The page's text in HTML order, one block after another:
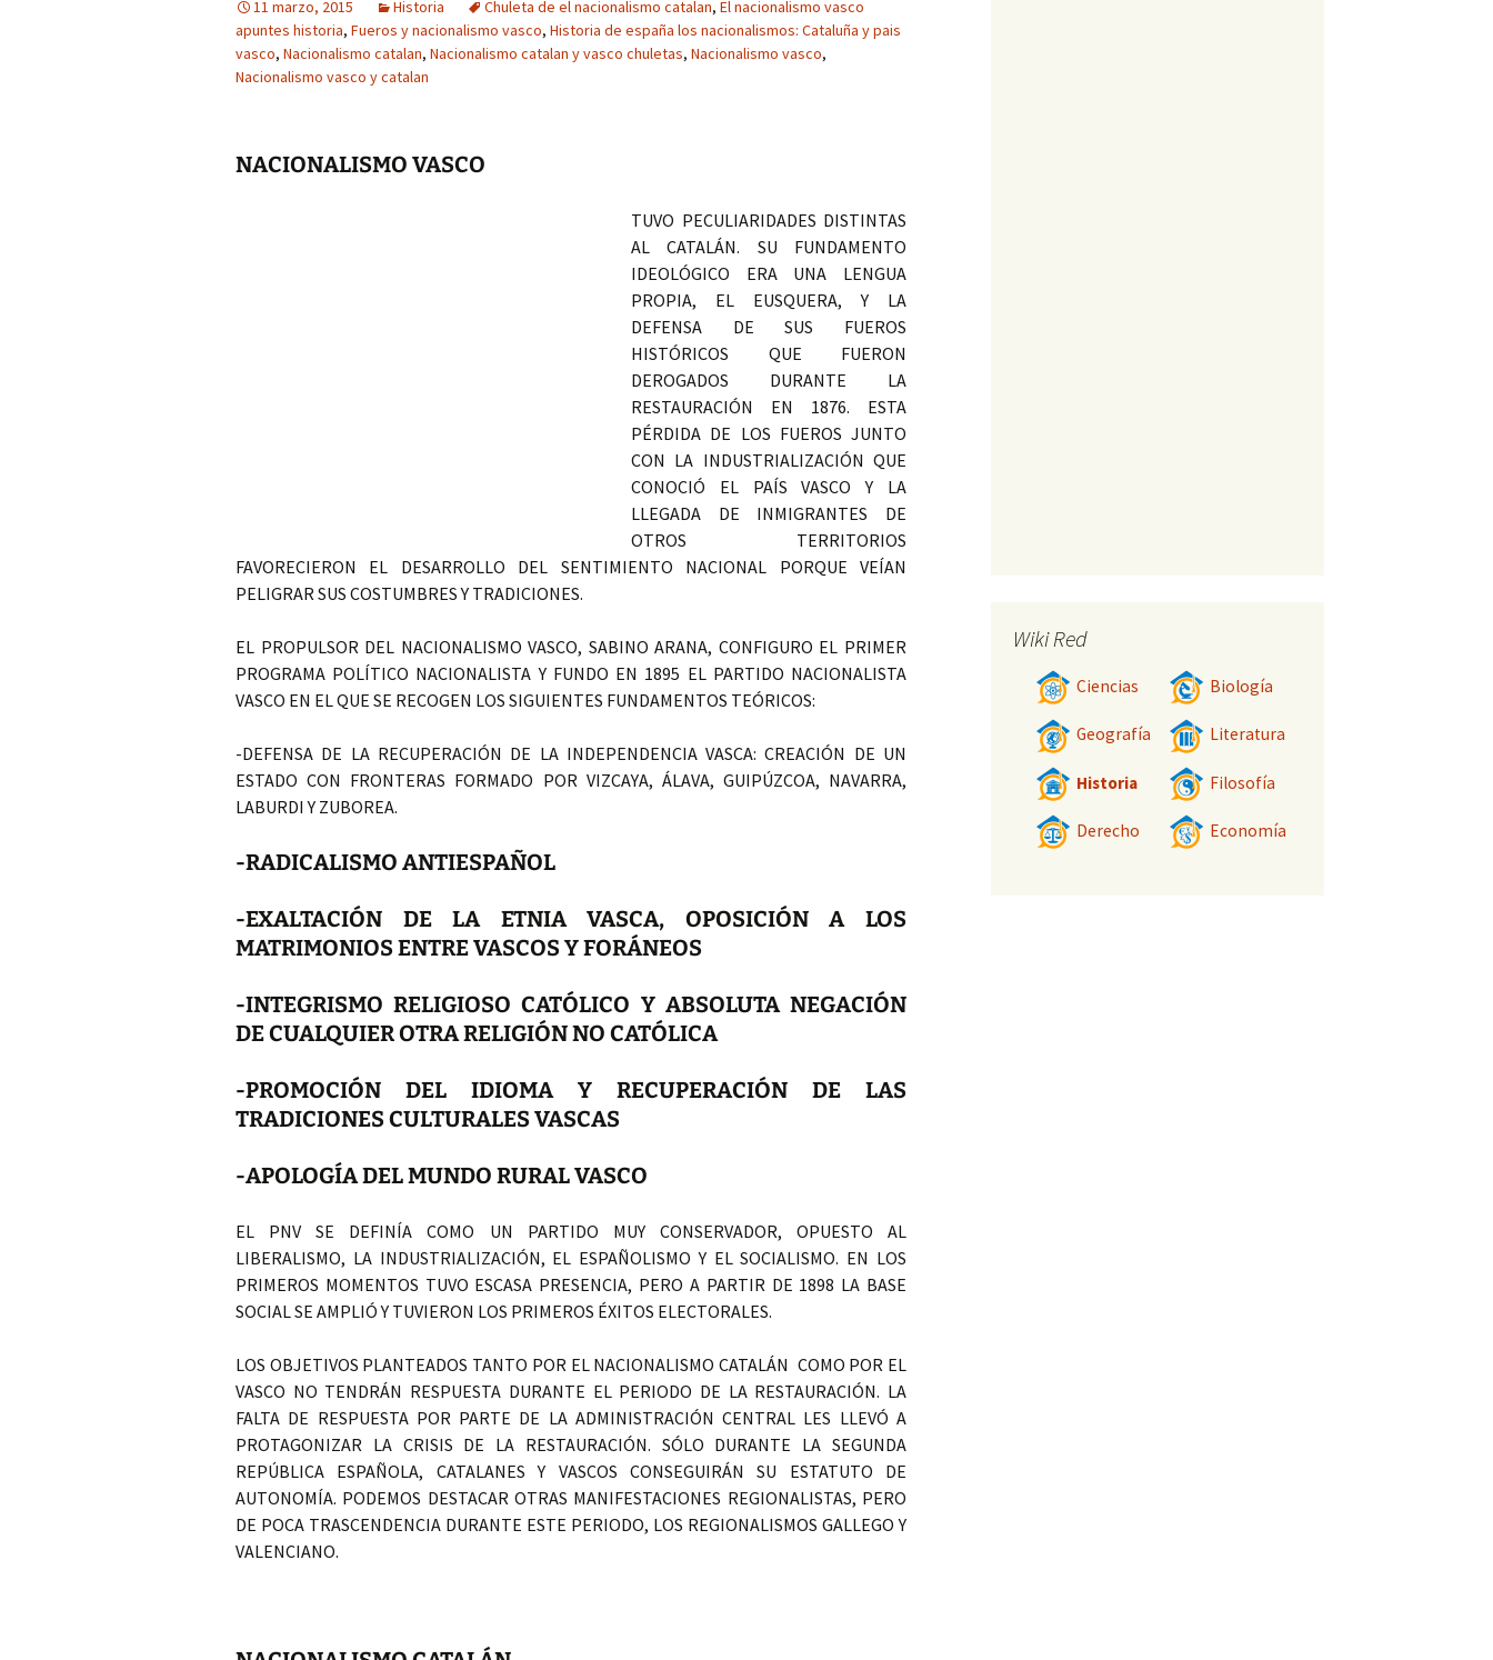
11 marzo, 2015 Historia Chuleta de el nacionalismo catalan, El nacionalismo vasco
apuntes historia, Fueros y nacionalismo vasco, Historia de españa los nacionalismos: Cataluña y pais
vasco, Nacionalismo catalan, Nacionalismo catalan y vasco chuletas, Nacionalismo vasco,
Nacionalismo vasco y catalan
NACIONALISMO VASCO
TUVO PECULIARIDADES DISTINTAS
AL CATALÁN. SU FUNDAMENTO
IDEOLÓGICO ERA UNA LENGUA
PROPIA, EL EUSQUERA, Y LA
DEFENSA DE SUS FUEROS
HISTÓRICOS QUE FUERON
DEROGADOS DURANTE LA
RESTAURACIÓN EN 1876. ESTA
PÉRDIDA DE LOS FUEROS JUNTO
CON LA INDUSTRIALIZACIÓN QUE
CONOCIÓ EL PAÍS VASCO Y LA
LLEGADA DE INMIGRANTES DE
OTROS TERRITORIOS
FAVORECIERON EL DESARROLLO DEL SENTIMIENTO NACIONAL PORQUE VEÍAN
PELIGRAR SUS COSTUMBRES Y TRADICIONES.
EL PROPULSOR DEL NACIONALISMO VASCO, SABINOARANA, CONFIGURO EL PRIMER
PROGRAMA POLÍTICO NACIONALISTA Y FUNDO EN 1895 EL PARTIDO NACIONALISTA
VASCO EN EL QUE SE RECOGEN LOS SIGUIENTES FUNDAMENTOS TEÓRICOS:
-DEFENSA DE LA RECUPERACIÓN DE LA INDEPENDENCIA VASCA: CREACIÓN DE UN
ESTADO CON FRONTERAS FORMADO POR VIZCAYA, ÁLAVA, GUIPÚZCOA, NAVARRA,
LABURDI Y ZUBOREA.
-RADICALISMO ANTIESPAÑOL
-EXALTACIÓN DE LA ETNIA VASCA, OPOSICIÓN A LOS
MATRIMONIOS ENTRE VASCOS Y FORÁNEOS
-INTEGRISMO RELIGIOSO CATÓLICO Y ABSOLUTA NEGACIÓN
DE CUALQUIER OTRA RELIGIÓN NO CATÓLICA
-PROMOCIÓN DEL IDIOMA Y RECUPERACIÓN DE LAS
TRADICIONES CULTURALES VASCAS
-APOLOGÍA DEL MUNDO RURAL VASCO
EL PNV SE DEFINÍA COMO UN PARTIDO MUY CONSERVADOR, OPUESTO AL
LIBERALISMO, LA INDUSTRIALIZACIÓN, EL ESPAÑOLISMO Y EL SOCIALISMO. EN LOS
PRIMEROS MOMENTOS TUVO ESCASA PRESENCIA, PERO A PARTIR DE 1898 LA BASE
SOCIAL SE AMPLIÓ Y TUVIERON LOS PRIMEROS ÉXITOS ELECTORALES.
LOS OBJETIVOS PLANTEADOS TANTO POR EL NACIONALISMO CATALÁN COMO POR EL
VASCO NO TENDRÁN RESPUESTA DURANTE EL PERIODO DE LA RESTAURACIÓN. LA
FALTA DE RESPUESTA POR PARTE DE LA ADMINISTRACIÓN CENTRAL LES LLEVÓ A
PROTAGONIZAR LA CRISIS DE LA RESTAURACIÓN. SÓLO DURANTE LA SEGUNDA
REPÚBLICA ESPAÑOLA, CATALANES Y VASCOS CONSEGUIRÁN SU ESTATUTO DE
AUTONOMÍA. PODEMOS DESTACAR OTRAS MANIFESTACIONES REGIONALISTAS, PERO
DE POCA TRASCENDENCIA DURANTE ESTE PERIODO, LOS REGIONALISMOS GALLEGO Y
VALENCIANO.
Wiki Red
Ciencias Biología
Geografía Literatura
Historia Filosofía
Derecho Economía